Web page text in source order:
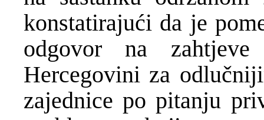
konstatirajući da je
odgovor na
Hercegovini za
zajednice po pitanju